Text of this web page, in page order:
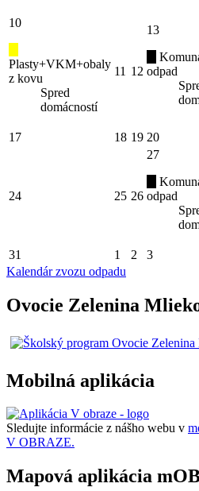
10
Plasty+VKM+obaly
z kovu
Spred
domácností
11 12
13
odpad
17 18 19 20
24 25 26
27
odpad
31 1 2 3
Kalendár zvozu odpadu
Ovocie Zelenina
Mobilná aplikácia
Sledujte informácie z nášho webu v
V OBRAZE.
Mapová aplikácia